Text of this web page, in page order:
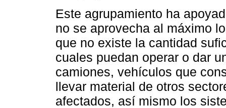
Este agrupamiento ha
no se aprovecha al máximo
que no existe la cantidad
cuales puedan operar o dar
camiones, vehículos que
llevar material de otros
afectados, así mismo los